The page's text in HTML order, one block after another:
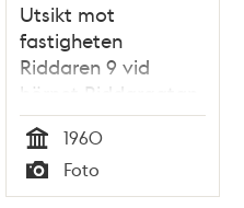
Utsikt mot
fastigheten
Riddaren 9 vid
hörnet Riddargatan
- i bakgrunden - och
Grev Turegatan 4
Tid
1960
Typ
Foto